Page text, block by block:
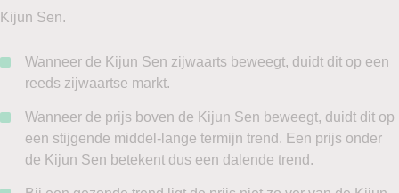
Kijun Sen.
Wanneer de Kijun Sen zijwaarts beweegt, duidt dit op een
reeds zijwaartse markt.
Wanneer de prijs boven de Kijun Sen beweegt, duidt dit op
een stijgende middel-lange termijn trend. Een prijs onder
de Kijun Sen betekent dus een dalende trend.